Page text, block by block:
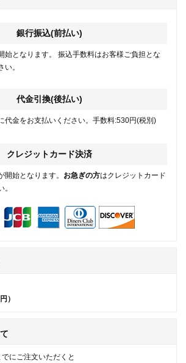
銀行振込(前払い)
始となります。 振込手数料はお客様ご負担とな
い。
代金引換(後払い)
代金をお支払いください。手数料:530円(税別)
クレジットカード決済
開始となります。 お急ぎの方はクレジットカード
）
でにご注文いただくと